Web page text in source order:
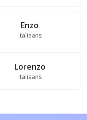
Enzo
Italiaans
Lorenzo
Italiaans